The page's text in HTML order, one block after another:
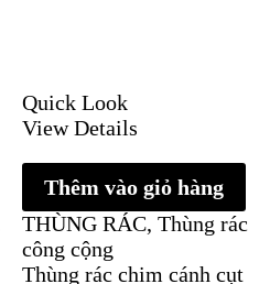
Quick Look
View Details
Thêm vào giỏ hàng
THÙNG RÁC, Thùng rác
công cộng
Thùng rác chim cánh cụt